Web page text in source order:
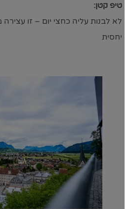
טיפ קטן:
לא לבנות עליה כחצי יום – זו עצירה
יחסית